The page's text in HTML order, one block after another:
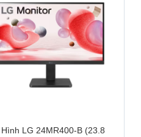
LG 24MR400-B (23.8